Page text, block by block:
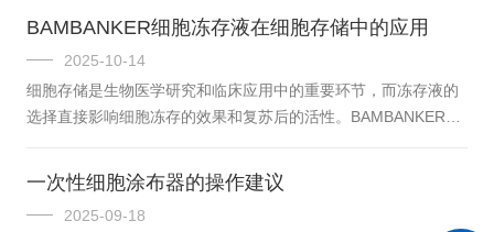
要。​​一、在化学分析中的应用​​在化学分析中主要用于样品的预处
理和分离。在定量分析前，它能够有效地去除样品中的悬浮颗粒
和杂质，确保后续分析的准确性。通过过滤过程，可以将待测溶
液与不溶性物质分离，为精确的化学测定创造条件。在定性分析
中，也扮演着重要角色。它能够保留特定的化学物质，帮助分析
BAMBANKER细胞冻存液在细胞存储中的应用
2025-10-14
细胞存储是生物医学研究和临床应用中的重要环节，而冻存液的
选择直接影响细胞冻存的效果和复苏后的活性。BAMBANKER细
用价值。​​一、保护细胞活性的核心技术​​核心优势在于其细胞保护
能力。它通过特殊的成分组合，能够有效减少细胞在冻存过程中
受到的损伤。在低温环境下，细胞容易受到冰晶形成和渗透压变
一次性细胞涂布器的操作建议
2025-09-18